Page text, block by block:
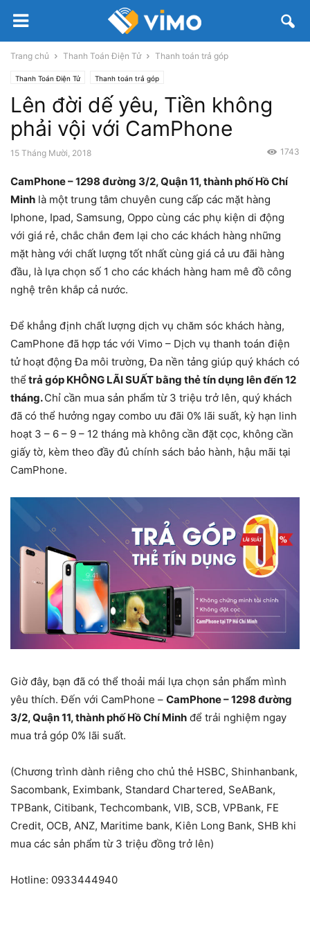
Trang chủ Thanh Toán Điện Tử Thanh toán trả góp
Thanh Toán Điện Tử Thanh toán trả góp
Lên đời dế yêu, Tiền không
phải vội với CamPhone
15 Tháng Mười, 2018 1743
CamPhone – 1298 đường 3/2, Quận 11, thành phố Hồ Chí
Minh là một trung tâm chuyên cung cấp các mặt hàng
Iphone, Ipad, Samsung, Oppo cùng các phụ kiện di động
với giá rẻ, chắc chắn đem lại cho các khách hàng những
mặt hàng với chất lượng tốt nhất cùng giá cả ưu đãi hàng
đầu, là lựa chọn số 1 cho các khách hàng ham mê đồ công
nghệ trên khắp cả nước.
Để khẳng định chất lượng dịch vụ chăm sóc khách hàng,
CamPhone đã hợp tác với Vimo – Dịch vụ thanh toán điện
tử hoạt động Đa môi trường, Đa nền tảng giúp quý khách có
thểtrả góp KHÔNG LÃI SUẤT bằng thẻ tín dụng lên đến 12
tháng.Chỉ cần mua sản phẩm từ 3 triệu trở lên, quý khách
đã có thể hưởng ngay combo ưu đãi 0% lãi suất, kỳ hạn linh
hoạt 3 – 6 – 9 – 12 tháng mà không cần đặt cọc, không cần
giấy tờ, kèm theo đầy đủ chính sách bảo hành, hậu mãi tại
CamPhone.
Giờ đây, bạn đã có thể thoải mái lựa chọn sản phẩm mình
yêu thích. Đến với CamPhone – CamPhone – 1298 đường
3/2, Quận 11, thành phố Hồ Chí Minh để trải nghiệm ngay
mua trả góp 0% lãi suất.
(Chương trình dành riêng cho chủ thẻ HSBC, Shinhanbank,
Sacombank, Eximbank, Standard Chartered, SeABank,
TPBank, Citibank, Techcombank, VIB, SCB, VPBank, FE
Credit, OCB, ANZ, Maritime bank, Kiên Long Bank, SHB khi
mua các sản phẩm từ 3 triệu đồng trở lên)
Hotline: 0933444940